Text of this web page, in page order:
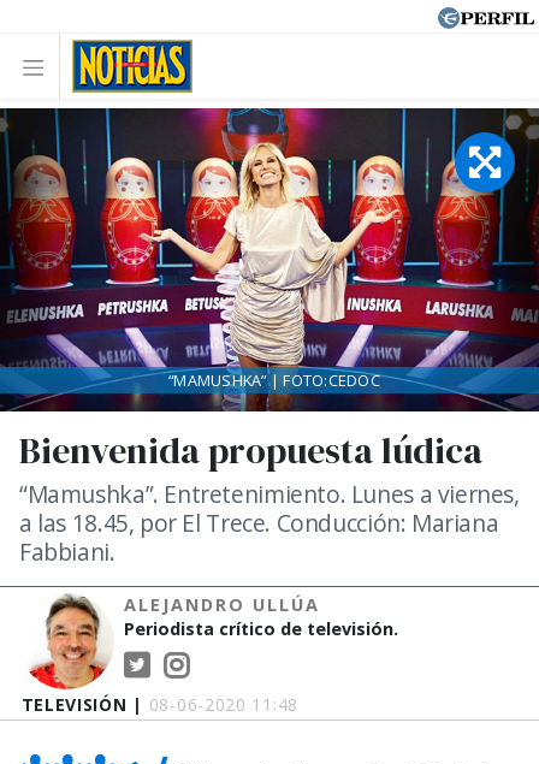
TELEVISIÓN | 08-06-2020 11:48
Bienvenida propuesta lúdica
“Mamushka”. Entretenimiento. Lunes a viernes,
a las 18.45, por El Trece. Conducción: Mariana
Fabbiani.
ALEJANDRO ULLÚA
Periodista crítico de televisión.
“MAMUSHKA” | FOTO:CEDOC